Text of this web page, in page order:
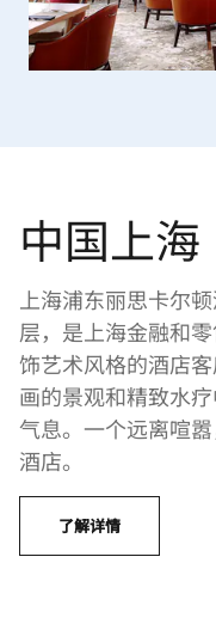
中国上海
上海浦东丽思卡尔
层，是上海金融和
饰艺术风格的酒店
画的景观和精致水
气息。一个远离喧
酒店。
了解详情